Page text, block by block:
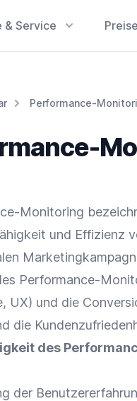
& Service Preise
Performance-
Monitoring
und Effizienz
Performance-
UX) und die
die
des
der